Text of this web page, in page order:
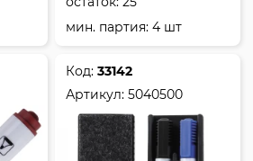
мин. партия: 4 шт
Код:33142
Артикул:5040500